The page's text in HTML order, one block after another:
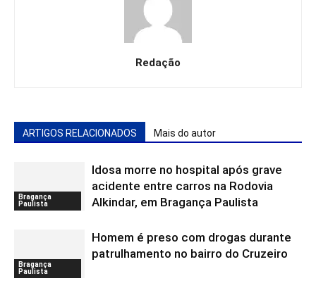
Redação
ARTIGOS RELACIONADOS Mais do autor
Bragança
Paulista
Idosa morre no hospital após grave
acidente entre carros na Rodovia
Alkindar, em Bragança Paulista
Bragança
Paulista
Homem é preso com drogas durante
patrulhamento no bairro do Cruzeiro